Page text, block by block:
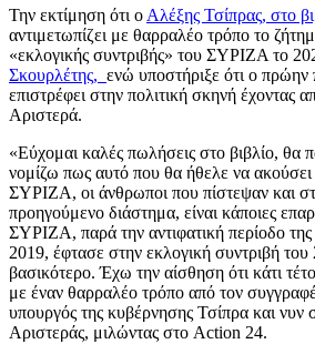
Την εκτίμηση ότι ο Αλέξης Τσίπρας, στο
αντιμετωπίζει με θαρραλέο τρόπο το
«εκλογικής συντριβής» του ΣΥΡΙΖΑ το
Σκουρλέτης, ενώ υποστήριξε ότι ο
επιστρέφει στην πολιτική σκηνή έχοντας
Αριστερά.
«Εύχομαι καλές πωλήσεις στο βιβλίο,
νομίζω πως αυτό που θα ήθελε να
ΣΥΡΙΖΑ, οι άνθρωποι που πίστεψαν και
προηγούμενο διάστημα, είναι κάποιες
ΣΥΡΙΖΑ, παρά την αντιφατική περίοδο
2019, έφτασε στην εκλογική συντριβή του
βασικότερο. Έχω την αίσθηση ότι κάτι
με έναν θαρραλέο τρόπο από τον
υπουργός της κυβέρνησης Τσίπρα και νυν
Αριστεράς, μιλώντας στο Action 24.